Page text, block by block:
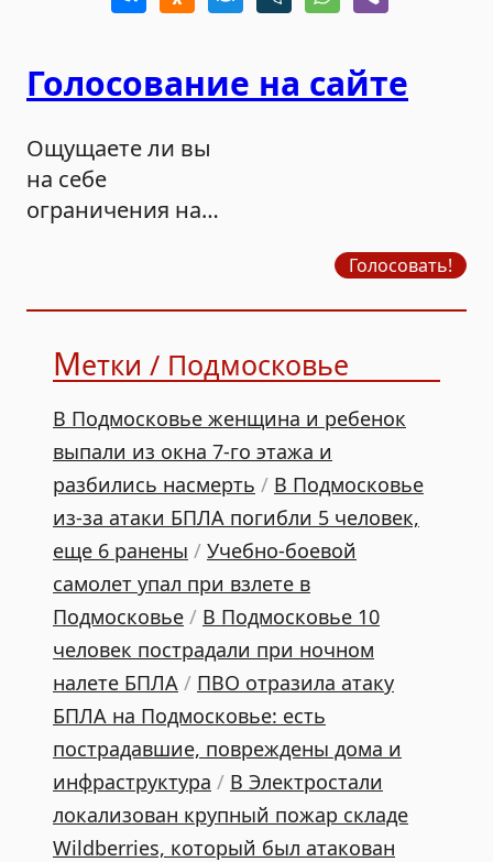
Голосование на сайте
Ощущаете ли вы
на себе
ограничения на
Голосовать!
Метки / Подмосковье
В Подмосковье женщина и ребенок
выпали из окна 7-го этажа и
разбились насмерть / В Подмосковье
из-за атаки БПЛА погибли 5 человек,
еще 6 ранены / Учебно-боевой
самолет упал при взлете в
Подмосковье / В Подмосковье 10
человек пострадали при ночном
налете БПЛА / ПВО отразила атаку
БПЛА на Подмосковье: есть
пострадавшие, повреждены дома и
инфраструктура / В Электростали
локализован крупный пожар складе
Wildberries, который был атакован